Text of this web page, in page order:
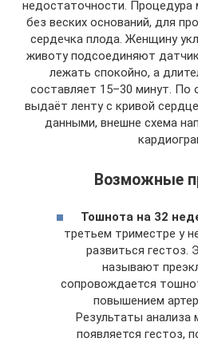
недостаточности.
без веских оснований, для
сердечка плода. Женщину
животу подсоединяют
лежать спокойно, а
составляет 15–30 минут. По
выдаёт ленту с кривой
данными, внешне схема
Возможные
Тошнота на 32
третьем триместре у
развиться гестоз.
называют
сопровождается
повышением
Результаты
появляется гестоз,